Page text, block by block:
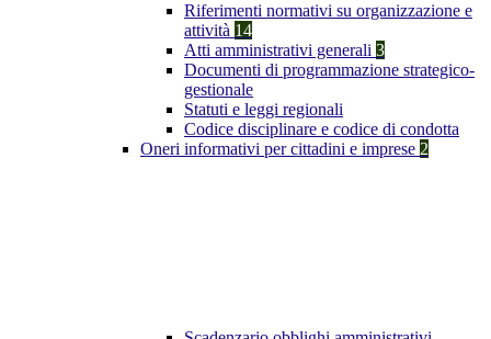
Riferimenti normativi su organizzazione e
attività 14
Atti amministrativi generali 3
Documenti di programmazione strategico-
gestionale
Statuti e leggi regionali
Codice disciplinare e codice di condotta
Oneri informativi per cittadini e imprese 2